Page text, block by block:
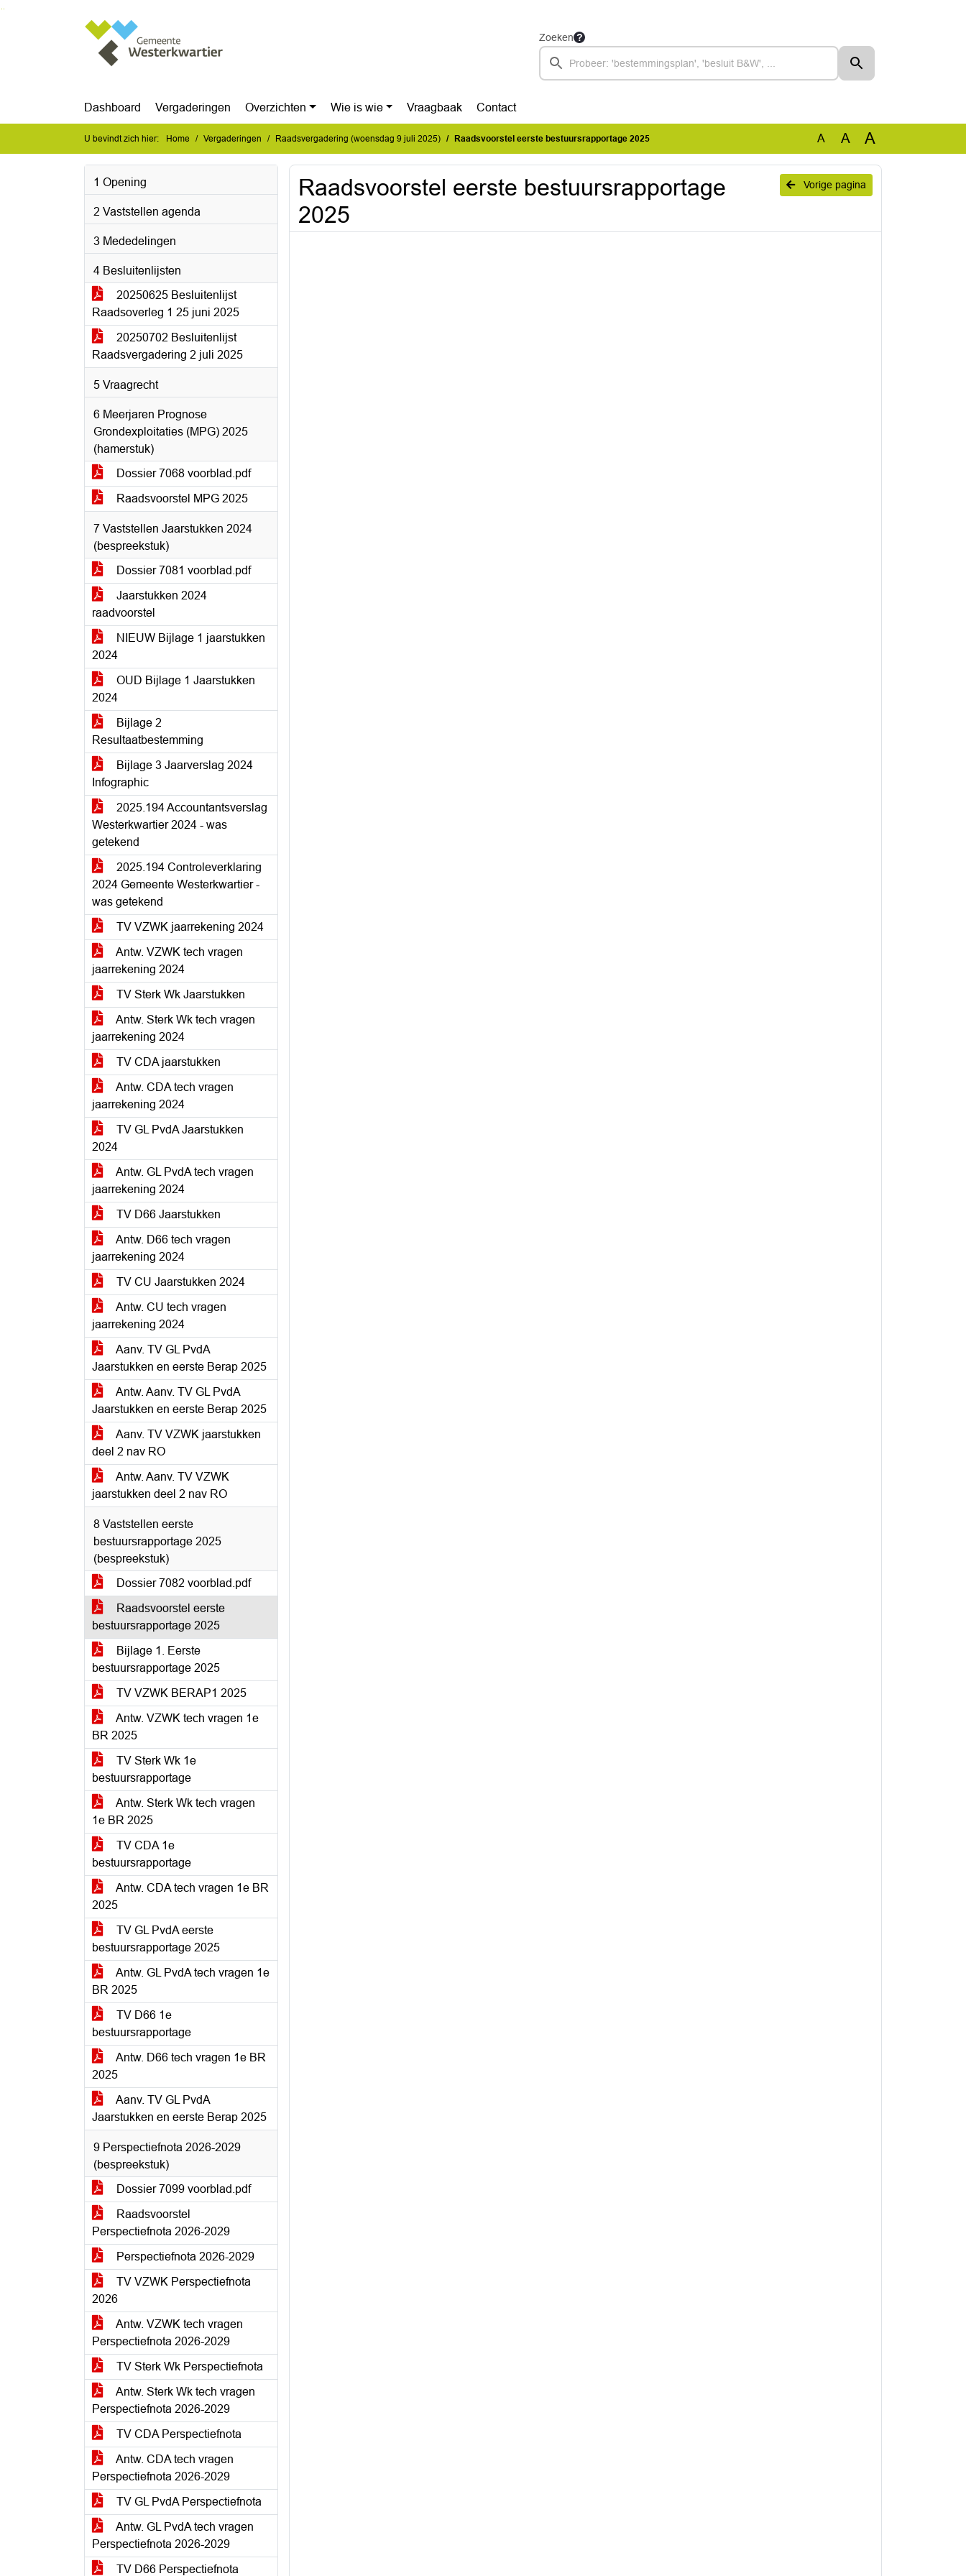
Zoeken
Dashboard Vergaderingen Overzichten Wie is wie Vraagbaak Contact
U bevindt zich hier: Home Vergaderingen Raadsvergadering (woensdag 9 juli 2025) Raadsvoorstel eerste bestuursrapportage 2025 A A A
1 Opening
2 Vaststellen agenda
3 Mededelingen
4 Besluitenlijsten
20250625 Besluitenlijst
Raadsoverleg 1 25 juni 2025
20250702 Besluitenlijst
Raadsvergadering 2 juli 2025
5 Vraagrecht
6 Meerjaren Prognose
Grondexploitaties (MPG) 2025
(hamerstuk)
Dossier 7068 voorblad.pdf
Raadsvoorstel MPG 2025
7 Vaststellen Jaarstukken 2024
(bespreekstuk)
Dossier 7081 voorblad.pdf
Jaarstukken 2024
raadvoorstel
NIEUW Bijlage 1 jaarstukken
2024
OUD Bijlage 1 Jaarstukken
2024
Bijlage 2
Resultaatbestemming
Bijlage 3 Jaarverslag 2024
Infographic
2025.194 Accountantsverslag
Westerkwartier 2024 - was
getekend
2025.194 Controleverklaring
2024 Gemeente Westerkwartier -
was getekend
TV VZWK jaarrekening 2024
Antw. VZWK tech vragen
jaarrekening 2024
TV Sterk Wk Jaarstukken
Antw. Sterk Wk tech vragen
jaarrekening 2024
TV CDA jaarstukken
Antw. CDA tech vragen
jaarrekening 2024
TV GL PvdA Jaarstukken
2024
Antw. GL PvdA tech vragen
jaarrekening 2024
TV D66 Jaarstukken
Antw. D66 tech vragen
jaarrekening 2024
TV CU Jaarstukken 2024
Antw. CU tech vragen
jaarrekening 2024
Aanv. TV GL PvdA
Jaarstukken en eerste Berap 2025
Antw. Aanv. TV GL PvdA
Jaarstukken en eerste Berap 2025
Aanv. TV VZWK jaarstukken
deel 2 nav RO
Antw. Aanv. TV VZWK
jaarstukken deel 2 nav RO
8 Vaststellen eerste
bestuursrapportage 2025
(bespreekstuk)
Dossier 7082 voorblad.pdf
Raadsvoorstel eerste
bestuursrapportage 2025
Bijlage 1. Eerste
bestuursrapportage 2025
TV VZWK BERAP1 2025
Antw. VZWK tech vragen 1e
BR 2025
TV Sterk Wk 1e
bestuursrapportage
Antw. Sterk Wk tech vragen
1e BR 2025
TV CDA 1e
bestuursrapportage
Antw. CDA tech vragen 1e BR
2025
TV GL PvdA eerste
bestuursrapportage 2025
Antw. GL PvdA tech vragen 1e
BR 2025
TV D66 1e
bestuursrapportage
Antw. D66 tech vragen 1e BR
2025
Aanv. TV GL PvdA
Jaarstukken en eerste Berap 2025
9 Perspectiefnota 2026-2029
(bespreekstuk)
Dossier 7099 voorblad.pdf
Raadsvoorstel
Perspectiefnota 2026-2029
Perspectiefnota 2026-2029
TV VZWK Perspectiefnota
2026
Antw. VZWK tech vragen
Perspectiefnota 2026-2029
TV Sterk Wk Perspectiefnota
Antw. Sterk Wk tech vragen
Perspectiefnota 2026-2029
TV CDA Perspectiefnota
Antw. CDA tech vragen
Perspectiefnota 2026-2029
TV GL PvdA Perspectiefnota
Antw. GL PvdA tech vragen
Perspectiefnota 2026-2029
TV D66 Perspectiefnota
Vorige pagina
Raadsvoorstel eerste bestuursrapportage
2025